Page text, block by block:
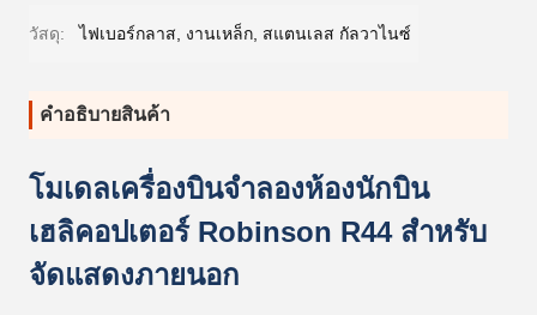
วัสดุ: ไฟเบอร์กลาส, งานเหล็ก, สแตนเลส กัลวาไนซ์
คําอธิบายสินค้า
โมเดลเครื่องบินจำลองห้องนักบิน
เฮลิคอปเตอร์ Robinson R44 สำหรับ
จัดแสดงภายนอก